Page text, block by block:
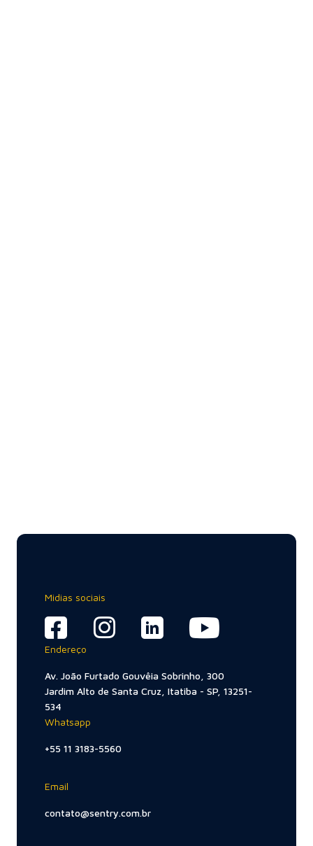
Midias sociais
Endereço
Av. João Furtado Gouvêia Sobrinho, 300
Jardim Alto de Santa Cruz, Itatiba - SP, 13251-
534
Whatsapp
+55 11 3183-5560
Email
contato@sentry.com.br